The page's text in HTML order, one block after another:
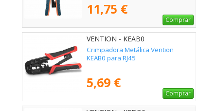
11,75 €
Comprar
VENTION - KEAB0
Crimpadora Metálica Vention
KEAB0 para RJ45
5,69 €
Comprar